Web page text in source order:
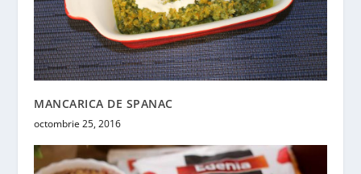
MANCARICA DE SPANAC
octombrie 25, 2016